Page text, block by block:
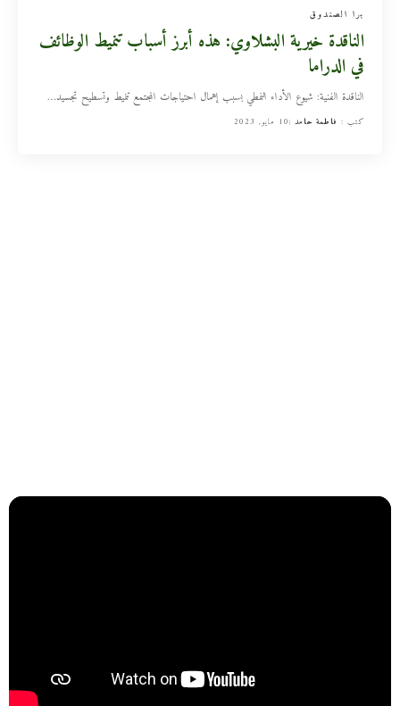
برا الصندوق
الناقدة خيرية البشلاوي: هذه أبرز أسباب تنميط الوظائف
في الدراما
الناقدة الفنية: شيوع الأداء النمطي بسبب إهمال احتياجات المجتمع تنميط وتسطيح تجسيد…
كتب : فاطمة حامد 10 مايو, 2023